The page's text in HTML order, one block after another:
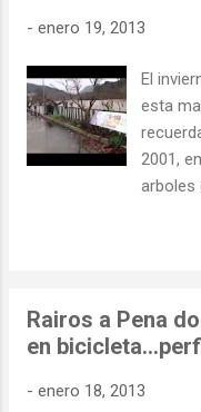
- enero 19, 2013
El
esta
2001,
arboles
Galicia
metros
Rairos a Pena
en
- enero 18, 2013